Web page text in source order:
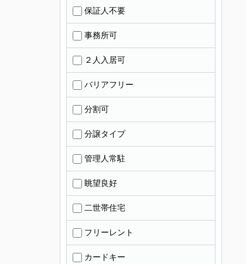
保証人不要
事務所可
２人入居可
バリアフリー
分割可
分譲タイプ
管理人常駐
眺望良好
二世帯住宅
フリーレント
カードキー